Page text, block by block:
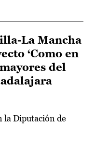
La Mancha
‘Como en
del
la Diputación de